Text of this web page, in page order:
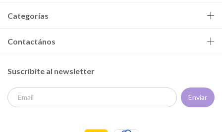
Categorías
Contactános
Suscribite al newsletter